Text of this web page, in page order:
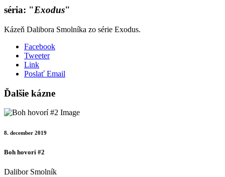
séria: "Exodus"
Kázeň Dalibora Smolníka zo série Exodus.
Facebook
Tweeter
Link
Poslať Email
Ďalšie kázne
8. december 2019
Boh hovorí #2
Dalibor Smolník